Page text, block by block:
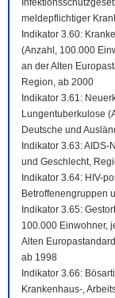
meldepflichtiger
Indikator 3.60:
(Anzahl, 100.000
an der Alten
Region, ab 2000
Indikator 3.61:
Lungentuberkulose
Deutsche und
Indikator 3.63:
und Geschlecht,
Indikator 3.64: HIV-
Betroffenengruppen
Indikator 3.65:
100.000 Einwohner,
Alten
ab 1998
Indikator 3.66:
Krankenhaus-,